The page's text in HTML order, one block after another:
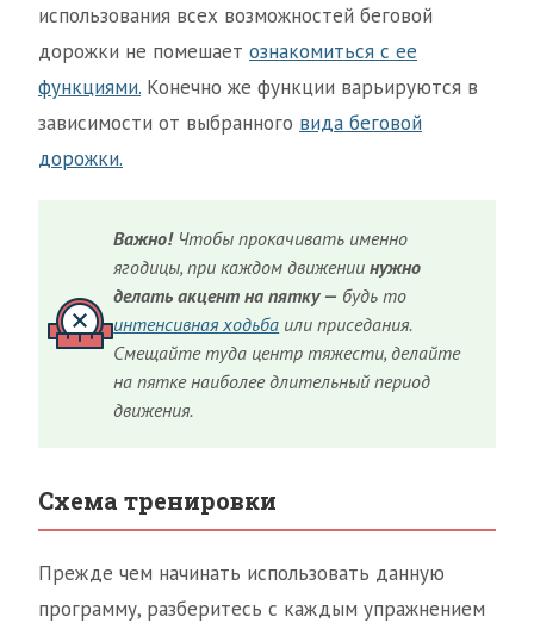
использования всех возможностей беговой
дорожки не помешает ознакомиться с ее
функциями. Конечно же функции варьируются в
зависимости от выбранного вида беговой
дорожки.
Важно!Чтобы прокачивать именно
ягодицы, при каждом движениинужно
делать акцент на пятку — будь то
интенсивная ходьба или приседания.
Смещайте туда центр тяжести, делайте
на пятке наиболее длительный период
движения.
Схема тренировки
Прежде чем начинать использовать данную
программу, разберитесь с каждым упражнением